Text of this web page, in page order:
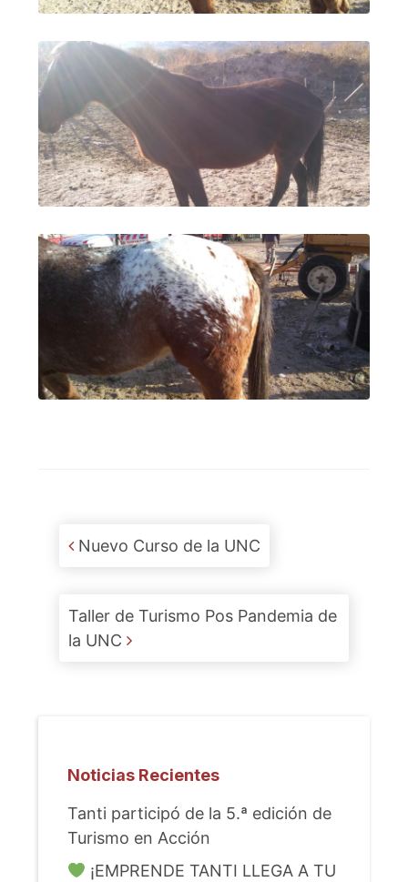
Post navigation
Nuevo Curso de la UNC
Taller de Turismo Pos Pandemia de
la UNC
Noticias Recientes
Tanti participó de la 5.ª edición de
Turismo en Acción
¡EMPRENDE TANTI LLEGA A TU